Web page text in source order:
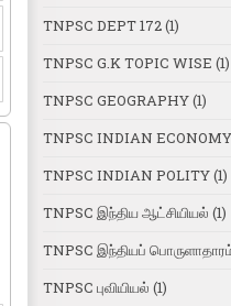
TNPSC DEPT 172(1)
TNPSC G.K TOPIC WISE (1)
TNPSC GEOGRAPHY(1)
TNPSC INDIAN ECONOMY
TNPSC INDIAN POLITY(1)
TNPSC இந்திய ஆட்சியியல் (1)
TNPSC இந்தியப்
TNPSC புவியியல் (1)